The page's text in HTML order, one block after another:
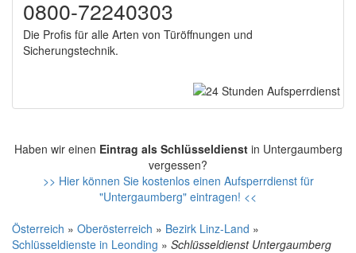
0800-72240303
Die Profis für alle Arten von Türöffnungen und
Sicherungstechnik.
Haben wir einen Eintrag als Schlüsseldienstin Untergaumberg
vergessen?
>> Hier können Sie kostenlos einen Aufsperrdienst für
"Untergaumberg" eintragen! <<
Österreich » Oberösterreich » Bezirk Linz-Land »
Schlüsseldienste in Leonding » Schlüsseldienst Untergaumberg